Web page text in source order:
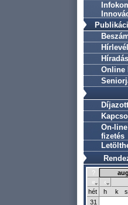
Online
On-
fizetés
?
«
‹
hét
h k
31